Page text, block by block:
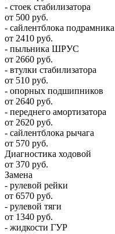
- стоек стабилизатора
от 500 руб.
- сайлентблока подрамника
от 2410 руб.
- пыльника ШРУС
от 2660 руб.
- втулки стабилизатора
от 510 руб.
- опорных подшипников
от 2640 руб.
- переднего амортизатора
от 2620 руб.
- сайлентблока рычага
от 570 руб.
Диагностика ходовой
от 370 руб.
Замена
- рулевой рейки
от 6570 руб.
- рулевой тяги
от 1340 руб.
- жидкости ГУР